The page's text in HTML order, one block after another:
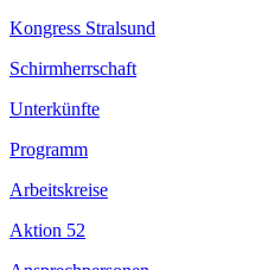
Kongress Stralsund
Schirmherrschaft
Unterkünfte
Programm
Arbeitskreise
Aktion 52